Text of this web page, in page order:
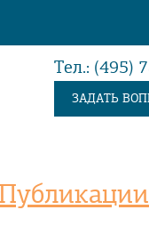
Тел.: (495)
ЗАДАТЬ
Публикации